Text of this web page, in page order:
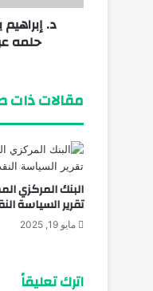
يناير 20, 2026 د.
حلمه
مقالات ذات
البنك المركزي
تقرير السياسة
مايو 19, 2025
اترك تعليقاً